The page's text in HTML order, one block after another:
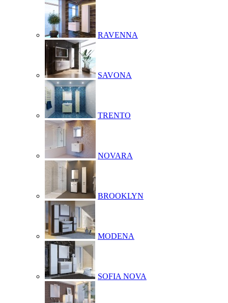
RAVENNA
SAVONA
TRENTO
NOVARA
BROOKLYN
MODENA
SOFIA NOVA